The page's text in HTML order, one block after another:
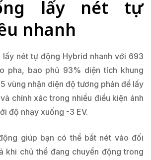
lấy nét tự
nhanh
lấy nét tự động Hybrid nhanh với 693
pha, bao phủ 93% diện tích khung
vùng nhận diện độ tương phản để lấy
chính xác trong nhiều điều kiện ánh
độ nhạy xuống -3 EV.
giúp bạn có thể bắt nét vào đối
khi chủ thể đang chuyển động trong